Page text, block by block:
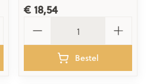
€ 18,54
Bestel